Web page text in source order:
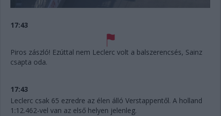
17:43
Piros zászló! Ezúttal nem Leclerc volt a balszerencsés, Sainz
csapta oda.
17:43
Leclerc csak 65 ezredre az élen álló Verstappentől. A holland
1:12.462-vel van az első helyen jelenleg.